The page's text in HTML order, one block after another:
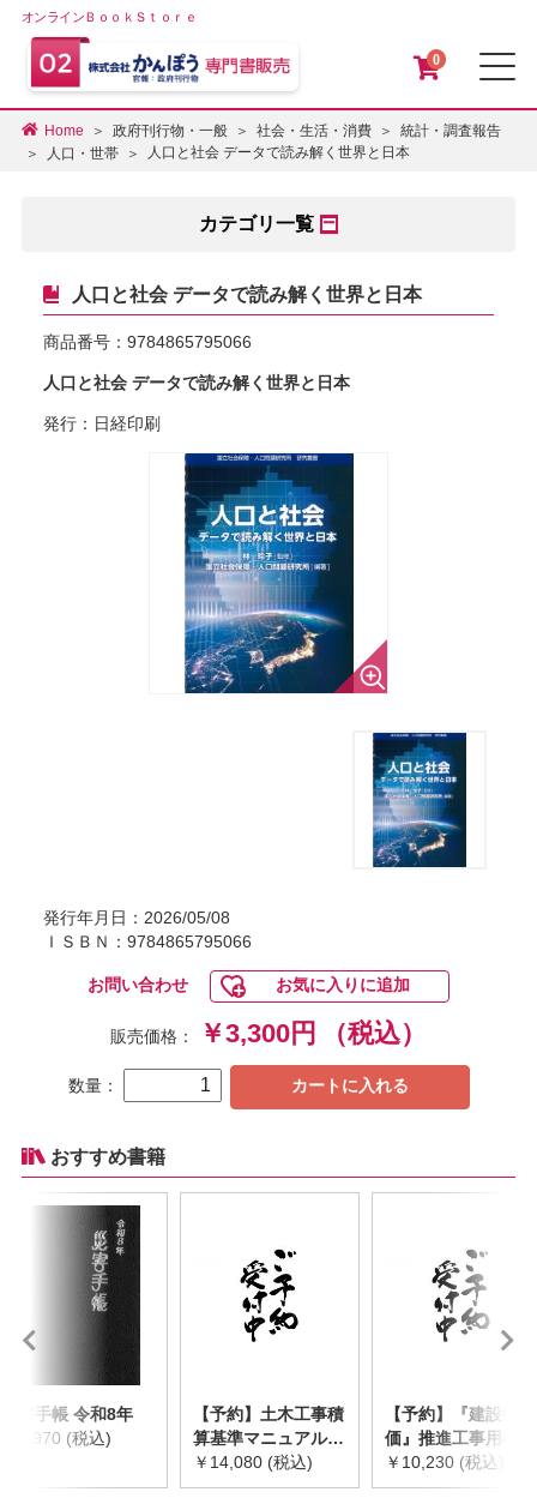
オンラインＢｏｏｋＳｔｏｒｅ
0
Home 政府刊行物・一般 社会・生活・消費
統計・調査報告
人口・世帯
人口と社会 データで読み解く世界と日本
カテゴリ一覧
人口と社会 データで読み解く世界と日本
商品番号： 9784865795066
人口と社会 データで読み解く世界と日本
発行：日経印刷
発行年月日：2026/05/08
ＩＳＢＮ：9784865795066
お問い合わせ お気に入りに追加
販売価格： ￥3,300円 （税込）
数量： カートに入れる
おすすめ書籍
災害手帳 令和8年
￥2,970 (税込)
【予約】土木工事積
算基準マニュアル
令和8年度版
※2026年8月下旬発
￥14,080 (税込)
【予約】『建設物
価』推進工事用機械
器具等基礎価格表
2026年度版
￥10,230 (税込)